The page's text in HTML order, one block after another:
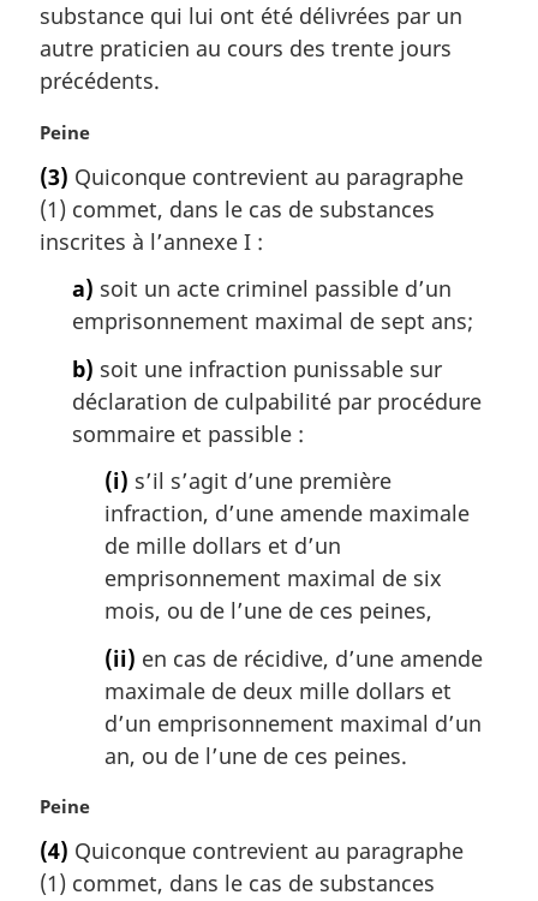
e
:
substance qui lui ont été délivrées par un
autre praticien au cours des trente jours
précédents.
N
t
e
m
Peine
(3) Quiconque contrevient au paragraphe
(1) commet, dans le cas de substances
inscrites à l’annexe I :
a) soit un acte criminel passible d’un
emprisonnement maximal de sept ans;
b) soit une infraction punissable sur
déclaration de culpabilité par procédure
sommaire et passible :
(i) s’il s’agit d’une première
infraction, d’une amende maximale
de mille dollars et d’un
emprisonnement maximal de six
mois, ou de l’une de ces peines,
(ii) en cas de récidive, d’une amende
maximale de deux mille dollars et
d’un emprisonnement maximal d’un
an, ou de l’une de ces peines.
N
t
e
Peine
(4) Quiconque contrevient au paragraphe
(1) commet, dans le cas de substances